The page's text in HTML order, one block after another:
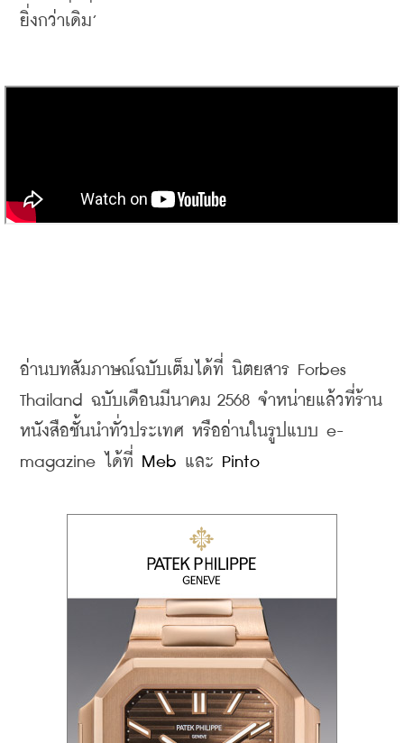
ยิ่งกว่าเดิม’
อ่านบทสัมภาษณ์ฉบับเต็มได้ที่ นิตยสาร Forbes
Thailand ฉบับเดือนมีนาคม 2568 จำหน่ายแล้วที่ร้าน
หนังสือชั้นนำทั่วประเทศ หรืออ่านในรูปแบบ e-
magazine ได้ที่
Meb และ Pinto